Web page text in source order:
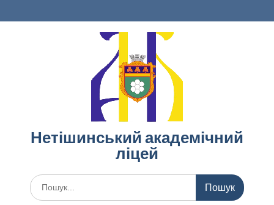
до
Нетішинський академічний
ліцей
Шукати: